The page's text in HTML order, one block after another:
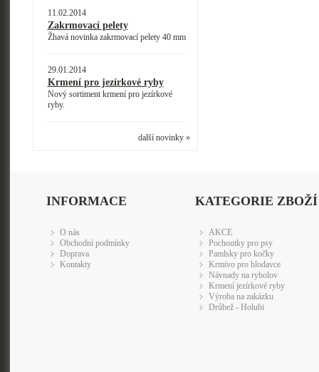
11.02.2014
Zakrmovací pelety
Žhavá novinka zakrmovací pelety 40 mm
29.01.2014
Krmení pro jezírkové ryby
Nový sortiment krmení pro jezírkové
ryby.
další novinky »
INFORMACE
O nás
Obchodní podmínky
Doprava
Kontakty
KATEGORIE ZBOŽÍ
AKCE
Pochoutky pro psy
Pamlsky pro kočky
Krmivo pro hlodavce
Návnady na rybolov
Krmení jezírkové ryby
Výroba na zakázku
Drůbež - Holubi